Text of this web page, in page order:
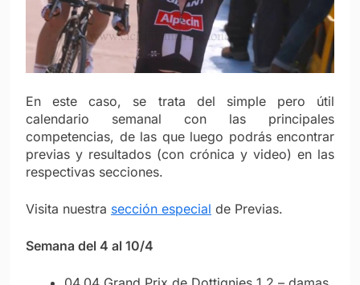
En este caso, se trata del simple pero útil
calendario semanal con las principales
competencias, de las que luego podrás encontrar
previas y resultados (con crónica y video) en las
respectivas secciones.
Visita nuestra sección especial de Previas.
Semana del 4 al 10/4